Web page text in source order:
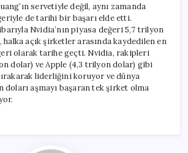
servetiyle değil, aynı zamanda
de tarihi bir başarı elde etti.
Nvidia’nın piyasa değeri 5,7 trilyon
halka açık şirketler arasında kaydedilen en
olarak tarihe geçti. Nvidia, rakipleri
dolar) ve Apple (4,3 trilyon dolar) gibi
liderliğini koruyor ve dünya
aşmayı başaran tek şirket olma